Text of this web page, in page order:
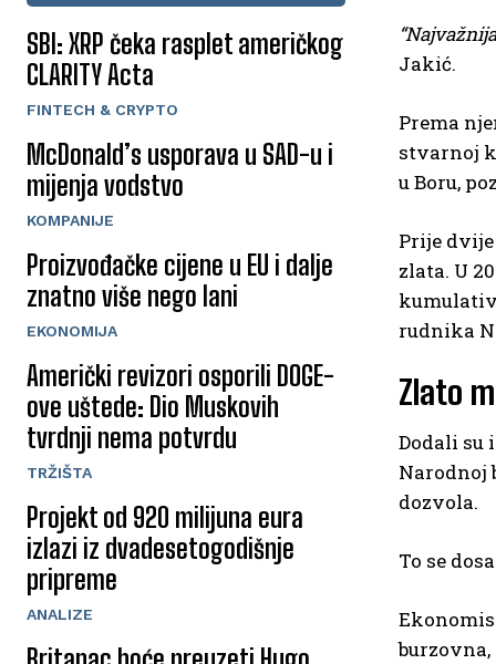
SBI: XRP čeka rasplet američkog
CLARITY Acta
FINTECH & CRYPTO
McDonald’s usporava u SAD-u i
mijenja vodstvo
KOMPANIJE
Proizvođačke cijene u EU i dalje
znatno više nego lani
EKONOMIJA
Američki revizori osporili DOGE-
ove uštede: Dio Muskovih
tvrdnji nema potvrdu
TRŽIŠTA
Projekt od 920 milijuna eura
izlazi iz dvadesetogodišnje
pripreme
ANALIZE
Jakić.
Prema
stvarnoj
u Boru,
Prije
zlata. U
rudnika
Zlato
Dodali su
Narodnoj
dozvola.
To se